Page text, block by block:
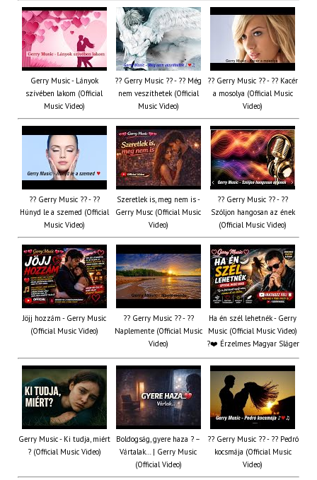
Gerry Music - Lányok
szívében lakom (Official
Music Video)
?? Gerry Music ?? - ?? Még
nem veszíthetek (Official
Music Video)
?? Gerry Music ?? - ?? Kacér
a mosolya (Official Music
Video)
?? Gerry Music ?? - ??
Húnyd le a szemed (Official
Music Video)
Szeretlek is, meg nem is -
Gerry Musc (Official Music
Video)
?? Gerry Music ?? - ??
Szóljon hangosan az ének
(Official Music Video)
Jöjj hozzám - Gerry Music
(Official Music Video)
?? Gerry Music ?? - ??
Naplemente (Official Music
Video)
Ha én szél lehetnék - Gerry
Music (Official Music Video)
?️❤️ Érzelmes Magyar Sláger
Gerry Music - Ki tudja, miért
? (Official Music Video)
Boldogság, gyere haza ? –
Vártalak… | Gerry Music
(Official Video)
?? Gerry Music ?? - ?? Pedró
kocsmája (Official Music
Video)